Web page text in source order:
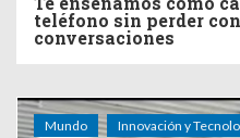
teléfono sin perder
conversaciones
Mundo Innovación y